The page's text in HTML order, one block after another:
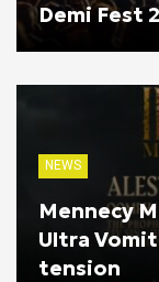
Demi Fest
NEWS
Mennecy
Ultra
tension